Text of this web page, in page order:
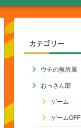
カテゴリー
ウチの無所属
おっさん部
ゲーム
ゲームOFF